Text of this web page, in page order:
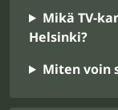
Mikä TV-
Helsinki?
Miten voin